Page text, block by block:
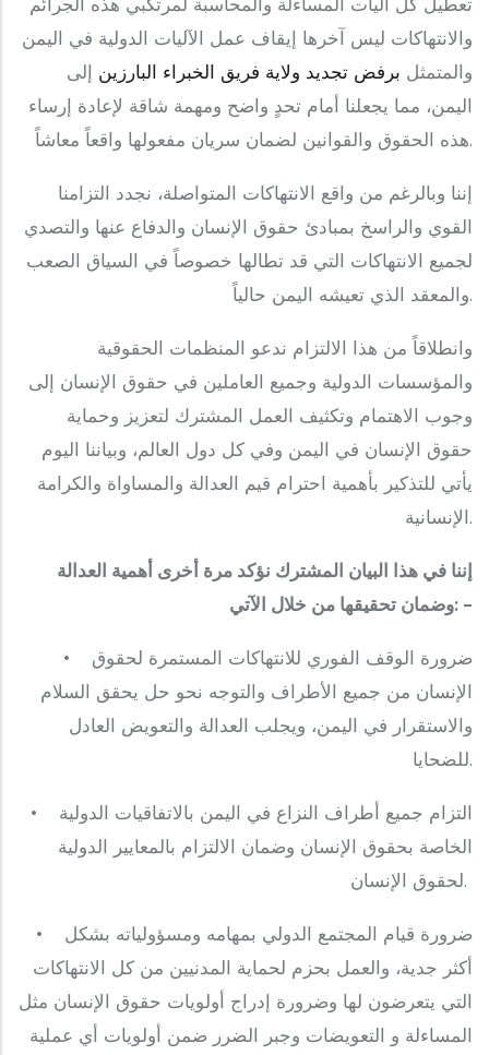
والانتهاكات ليس آخرها إيقاف عمل الآليات الدولية في اليمن
والمتمثل برفض تجديد ولاية فريق الخبراء البارزين إلى
اليمن، مما يجعلنا أمام تحدٍ واضح ومهمة شاقة لإعادة إرساء
هذه الحقوق والقوانين لضمان سريان مفعولها واقعاً معاشاً.
إننا وبالرغم من واقع الانتهاكات المتواصلة، نجدد التزامنا
القوي والراسخ بمبادئ حقوق الإنسان والدفاع عنها والتصدي
لجميع الانتهاكات التي قد تطالها خصوصاً في السياق الصعب
والمعقد الذي تعيشه اليمن حالياً.
والمؤسسات الدولية وجميع العاملين في حقوق الإنسان إلى
وجوب الاهتمام وتكثيف العمل المشترك لتعزيز وحماية
حقوق الإنسان في اليمن وفي كل دول العالم، وبياننا اليوم
يأتي للتذكير بأهمية احترام قيم العدالة والمساواة والكرامة
الإنسانية.
وضمان تحقيقها من خلال الآتي: -
‎• ضرورة الوقف الفوري للانتهاكات المستمرة لحقوق
الإنسان من جميع الأطراف والتوجه نحو حل يحقق السلام
والاستقرار في اليمن، ويجلب العدالة والتعويض العادل
للضحايا.
‎• التزام جميع أطراف النزاع في اليمن بالاتفاقيات الدولية
الخاصة بحقوق الإنسان وضمان الالتزام بالمعايير الدولية
لحقوق الإنسان.
‎• ضرورة قيام المجتمع الدولي بمهامه ومسؤولياته بشكل
أكثر جدية، والعمل بحزم لحماية المدنيين من كل الانتهاكات
التي يتعرضون لها وضرورة إدراج أولويات حقوق الإنسان مثل
المساءلة و التعويضات وجبر الضرر ضمن أولويات أي عملية